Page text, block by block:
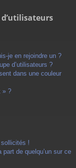
je en rejoindre un ?
d’utilisateurs ?
dans une couleur
» ?
!
de quelqu’un sur ce